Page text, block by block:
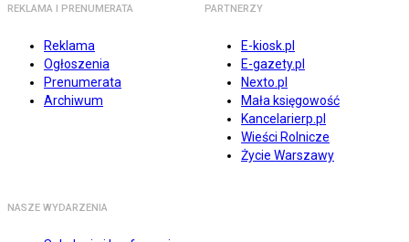
REKLAMA I PRENUMERATA
Reklama
Ogłoszenia
Prenumerata
Archiwum
PARTNERZY
E-kiosk.pl
E-gazety.pl
Nexto.pl
Mała księgowość
Kancelarierp.pl
Wieści Rolnicze
Życie Warszawy
NASZE WYDARZENIA